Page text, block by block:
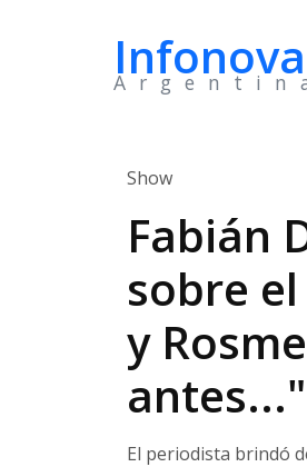
Infonova
Show
Fabián
sobre
y
antes..."
El periodista brindó